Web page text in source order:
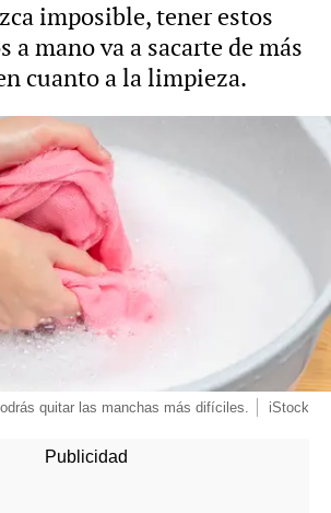
imposible, tener estos
a mano va a sacarte de más
cuanto a la limpieza.
quitar las manchas más difíciles. iStock